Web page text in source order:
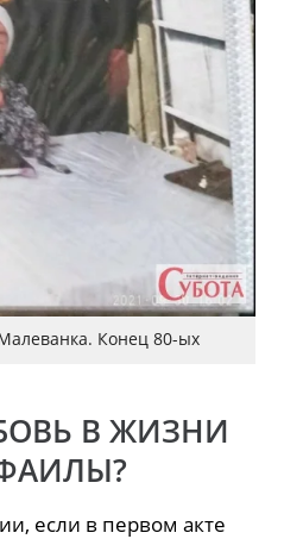
Конец 80-ых
В ЖИЗНИ
если в первом акте